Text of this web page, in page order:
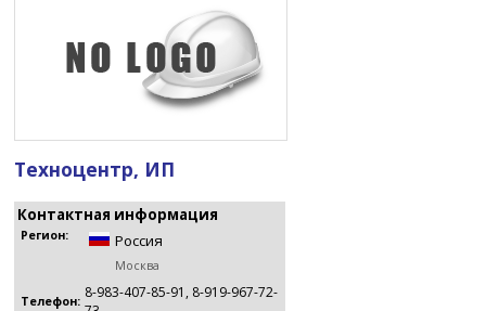
Техноцентр, ИП
Контактная информация
Регион: Россия
Москва
Телефон: 8-983-407-85-91, 8-919-967-72-